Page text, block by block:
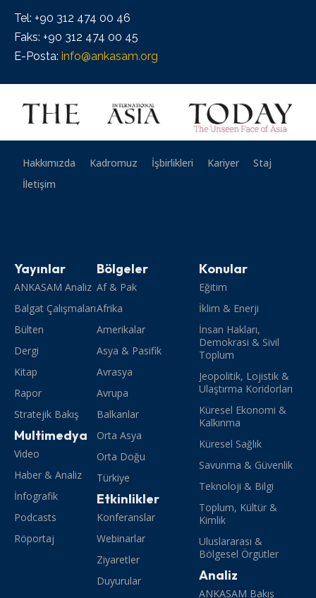
Tel: +90 312 474 00 46
Faks: +90 312 474 00 45
E-Posta: info@ankasam.org
Hakkımızda Kadromuz İşbirlikleri Kariyer
Staj
İletişim
Yayınlar
ANKASAM Analiz
Balgat Çalışmaları
Bülten
Dergi
Kitap
Rapor
Stratejik Bakış
Multimedya
Video
Haber & Analiz
İnfografik
Podcasts
Röportaj
Bölgeler
Af & Pak
Afrika
Amerikalar
Asya & Pasifik
Avrasya
Avrupa
Balkanlar
Orta Asya
Orta Doğu
Türkiye
Etkinlikler
Konferanslar
Webinarlar
Ziyaretler
Duyurular
Konular
Eğitim
İklim & Enerji
İnsan Hakları,
Demokrasi & Sivil
Toplum
Jeopolitik, Lojistik &
Ulaştırma Koridorları
Küresel Ekonomi &
Kalkınma
Küresel Sağlık
Savunma & Güvenlik
Teknoloji & Bilgi
Toplum, Kültür &
Kimlik
Uluslararası &
Bölgesel Örgütler
Analiz
ANKASAM Bakış